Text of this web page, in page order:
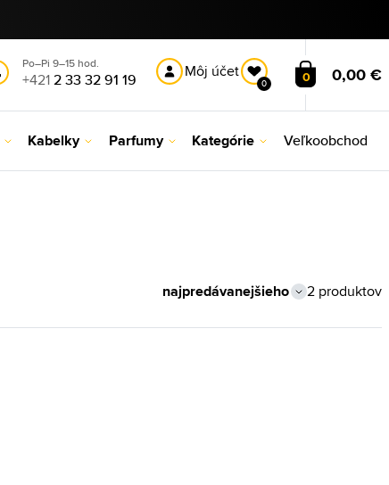
Po–Pi 9–15 hod.
+4212 33 32 91 19 Môj účet
0 0 0,00 €
Kabelky Parfumy Kategórie Veľkoobchod
2 produktov